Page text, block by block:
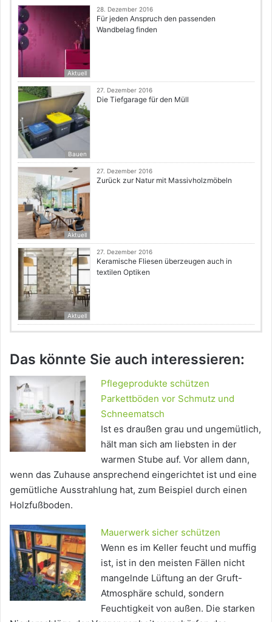
Aktuell
28. Dezember 2016
Für jeden Anspruch den passenden
Wandbelag finden
Bauen
27. Dezember 2016
Die Tiefgarage für den Müll
Aktuell
27. Dezember 2016
Zurück zur Natur mit Massivholzmöbeln
Aktuell
27. Dezember 2016
Keramische Fliesen überzeugen auch in
textilen Optiken
Das könnte Sie auch interessieren:
Pflegeprodukte schützen
Parkettböden vor Schmutz und
Schneematsch
Ist es draußen grau und ungemütlich,
hält man sich am liebsten in der
warmen Stube auf. Vor allem dann,
wenn das Zuhause ansprechend eingerichtet ist und eine
gemütliche Ausstrahlung hat, zum Beispiel durch einen
Holzfußboden.
Mauerwerk sicher schützen
Wenn es im Keller feucht und muffig
ist, ist in den meisten Fällen nicht
mangelnde Lüftung an der Gruft-
Atmosphäre schuld, sondern
Feuchtigkeit von außen. Die starken